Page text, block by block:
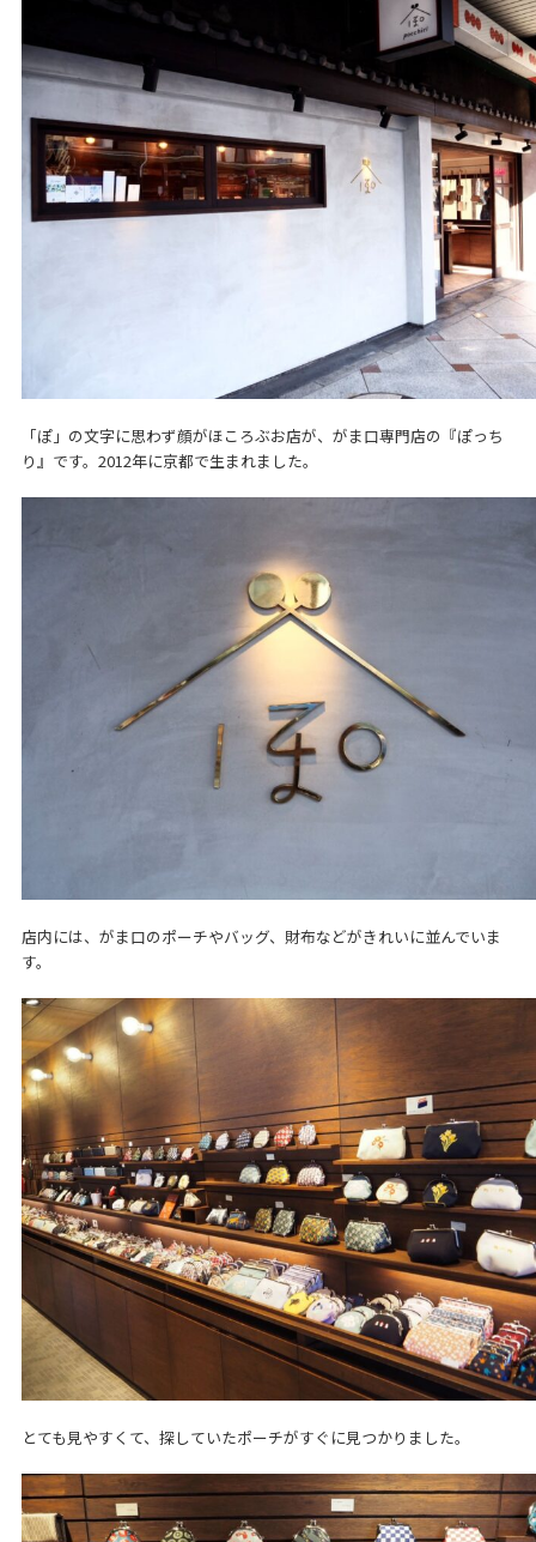
「ぽ」の文字に思わず顔がほころぶお店が、がま口専門店の『ぽっち
り』です。2012年に京都で生まれました。
店内には、がま口のポーチやバッグ、財布などがきれいに並んでいま
す。
とても見やすくて、探していたポーチがすぐに見つかりました。